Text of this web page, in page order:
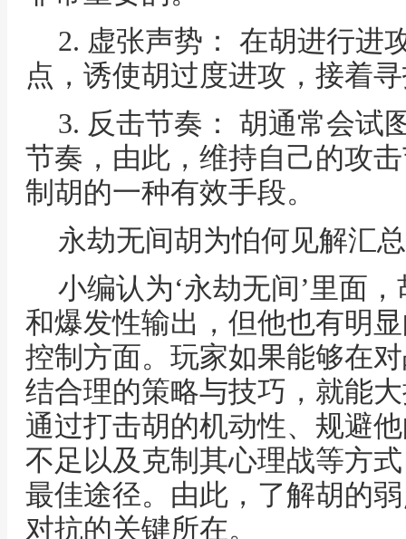
2. 虚张声势： 在胡进行进
点，诱使胡过度进攻，接着
3. 反击节奏： 胡通常会试
节奏，由此，维持自己的攻
制胡的一种有效手段。
永劫无间胡为怕何见解汇总
小编认为‘永劫无间’里面
和爆发性输出，但他也有明
控制方面。玩家如果能够在
结合理的策略与技巧，就能
通过打击胡的机动性、规避
不足以及克制其心理战等方
最佳途径。由此，了解胡的
对抗的关键所在。